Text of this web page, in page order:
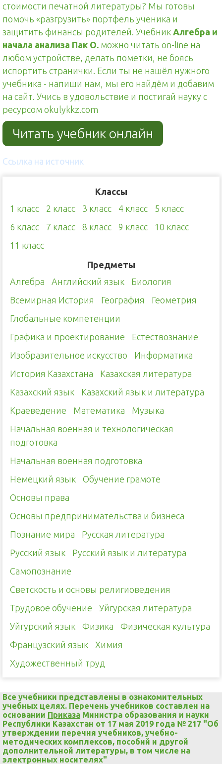
стоимости печатной литературы? Мы готовы
помочь «разгрузить» портфель ученика и
защитить финансы родителей. Учебник Алгебра и
начала анализа Пак О. можно читать on-line на
любом устройстве, делать пометки, не боясь
испортить странички. Если ты не нашёл нужного
учебника - напиши нам, мы его найдём и добавим
на сайт. Учись в удовольствие и постигай науку с
ресурсом okulykkz.com
Читать учебник онлайн
Ссылка на источник
Классы
1 класс
2 класс 3 класс 4 класс
5 класс
6 класс
7 класс 8 класс 9 класс
10 класс
11 класс
Предметы
Алгебра
Английский язык
Биология
Всемирная История
География
Геометрия
Глобальные компетенции
Графика и проектирование
Естествознание
Изобразительное искусство
Информатика
История Казахстана
Казахская литература
Казахский язык
Казахский язык и литература
Краеведение
Математика
Музыка
Начальная военная и технологическая
подготовка
Начальная военная подготовка
Немецкий язык
Обучение грамоте
Основы права
Основы предпринимательства и бизнеса
Познание мира
Русская литература
Русский язык
Русский язык и литература
Самопознание
Светскость и основы религиоведения
Трудовое обучение
Уйгурская литература
Уйгурский язык
Физика
Физическая культура
Французский язык
Химия
Художественный труд
Все учебники представлены в ознакомительных
учебных целях. Перечень учебников составлен на
основании Приказа Министра образования и науки
Республики Казахстан от 17 мая 2019 года № 217 "Об
утверждении перечня учебников, учебно-
методических комплексов, пособий и другой
дополнительной литературы, в том числе на
электронных носителях"